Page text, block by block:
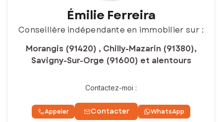
Émilie Ferreira
Conseillère indépendante en immobilier sur :
Morangis (91420) , Chilly-Mazarin (91380),
Savigny-Sur-Orge (91600) et alentours
Contactez-moi :
Appeler Contacter WhatsApp